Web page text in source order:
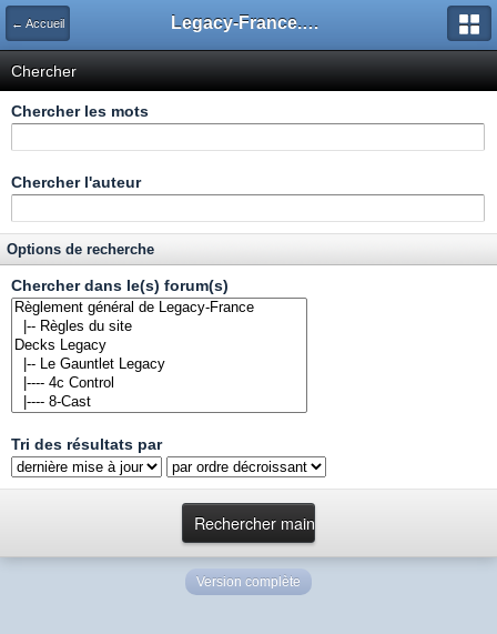
← Accueil Legacy-France.org - Forum
Chercher
Chercher les mots
Chercher l'auteur
Options de recherche
Chercher dans le(s) forum(s)
Tri des résultats par
Version complète